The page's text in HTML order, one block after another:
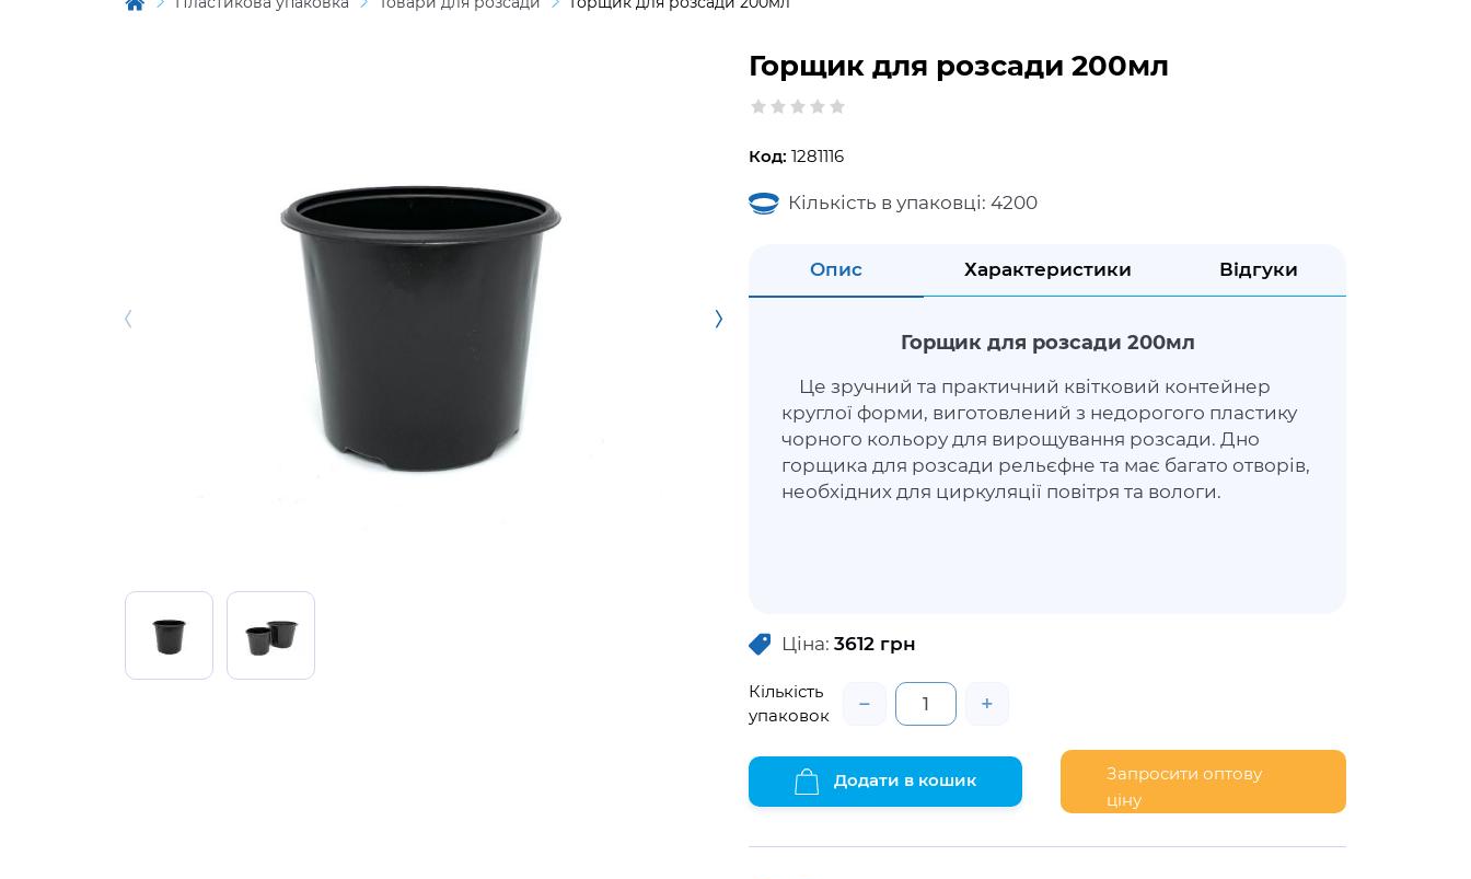
Горщик для розсади 200мл
Код: 1281116
Кількість в упаковці: 4200
Опис Характеристики Відгуки
Горщик для розсади 200мл
Це зручний та практичний квітковий контейнер
круглої форми, виготовлений з недорогого пластику
чорного кольору для вирощування розсади. Дно
горщика для розсади рельєфне та має багато отворів,
необхідних для циркуляції повітря та вологи.
Ціна: 3612 грн
Кількість
упаковок
− +
Додати в кошик
Запросити оптову
ціну